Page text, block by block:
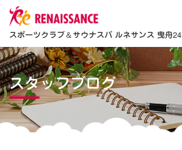
スポーツクラブ＆サウナスパ ルネサンス 曳舟24
スタッフブログ